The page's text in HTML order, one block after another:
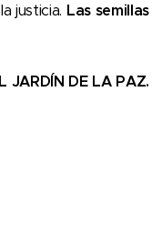
justicia. Las
JARDÍN DE LA PAZ.